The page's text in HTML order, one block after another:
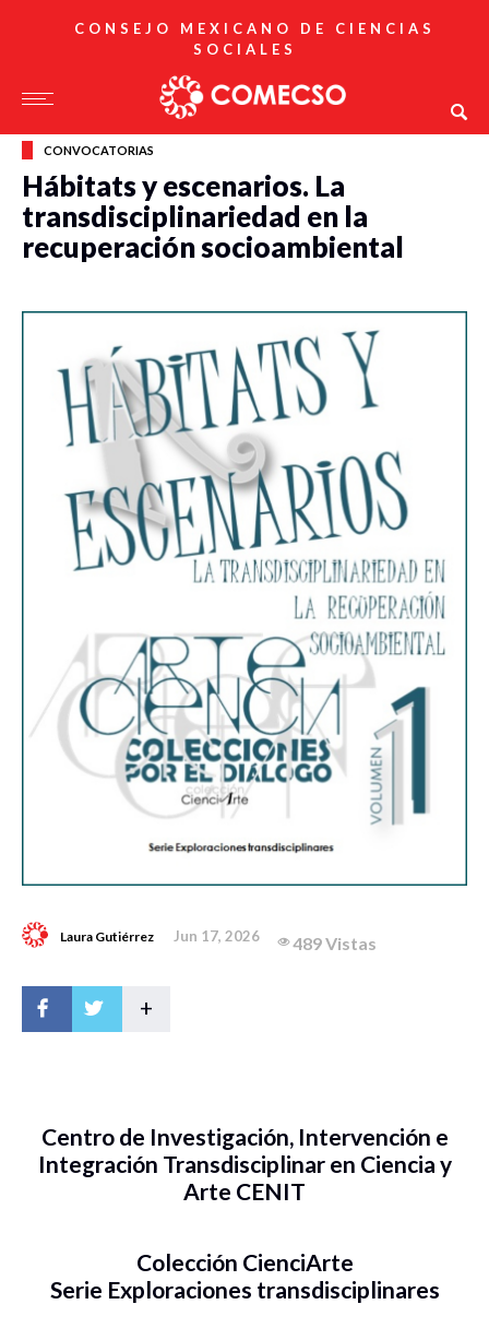
CONSEJO MEXICANO DE CIENCIAS
SOCIALES
CONVOCATORIAS
Hábitats y escenarios. La
transdisciplinariedad en la
recuperación socioambiental
Laura Gutiérrez Jun 17, 2026 489 Vistas
+
Centro de Investigación, Intervención e
Integración Transdisciplinar en Ciencia y
Arte CENIT
Colección CienciArte
Serie Exploraciones transdisciplinares